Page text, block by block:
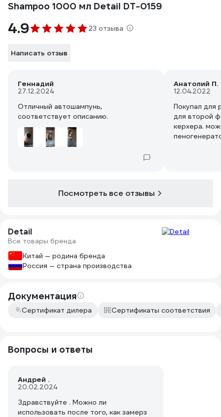
Shampoo 1000 мл Detail DT-0159
4.9 23 отзыва
Написать отзыв
Геннадий
27.12.2024
Отличный автошампунь,
соответствует описанию.
Анатолий П.
12.04.2022
Покупал для
для второй
керхера.
Посмотреть все отзывы
Detail
Все товары бренда
Китай — родина бренда
Россия — страна производства
Документация
Сертификат дилера Сертификаты соответствия
Вопросы и ответы
Андрей .
20.02.2024
Здравствуйте . Можно ли
использовать после того, как замерз